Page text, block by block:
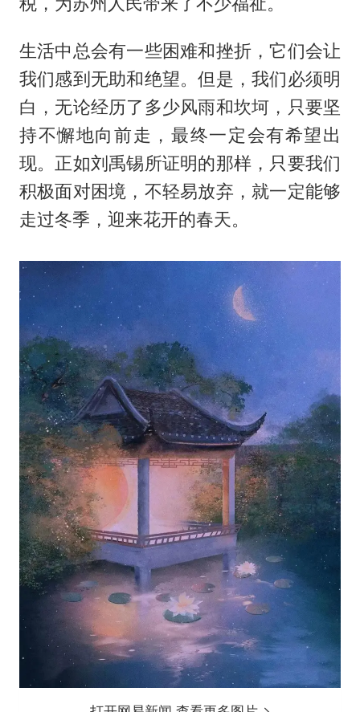
生活中总会有一些困难和挫折，它们会让
我们感到无助和绝望。但是，我们必须明
白，无论经历了多少风雨和坎坷，只要坚
持不懈地向前走，最终一定会有希望出
现。正如刘禹锡所证明的那样，只要我们
积极面对困境，不轻易放弃，就一定能够
走过冬季，迎来花开的春天。